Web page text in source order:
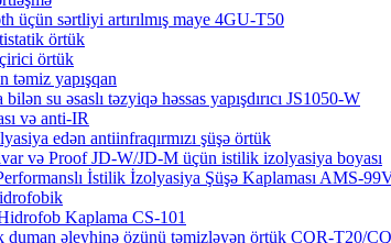
üçün sərtliyi artırılmış maye 4GU-T50
örtük
örtük
təmiz yapışqan
bilən su əsaslı təzyiqə həssas yapışdırıcı JS1050-W
və anti-IR
edən antiinfraqırmızı şüşə örtük
və Proof JD-W/JD-M üçün istilik izolyasiya boyası
İstilik İzolyasiya Şüşə Kaplaması AMS-
Kaplama CS-101
əleyhinə özünü təmizləyən örtük CQR-T20/